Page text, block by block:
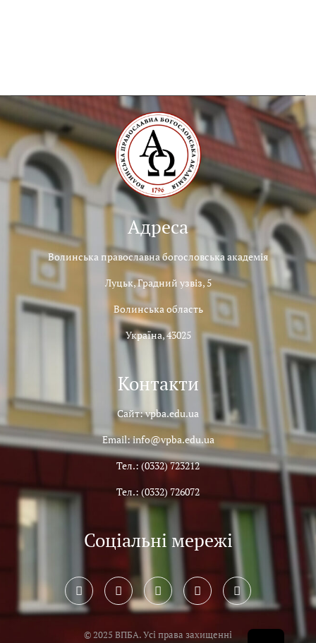
Адреса
Волинська православна богословська академія
Луцьк, Градний узвіз, 5
Волинська область
Україна, 43025
Контакти
Сайт: vpba.edu.ua
Email: info@vpba.edu.ua
Тел.: (0332) 723212
Тел.: (0332) 726072
Соціальні мережі
© 2025 ВПБА. Усі права захищенні